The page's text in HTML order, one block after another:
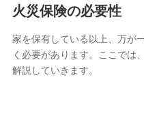
電話対応の品質向上および
6.採用応募者の個人情報
採用選考および入社手続を
火災保険の必要性
家を保有している以上、万が
く必要があります。ここでは
解説していきます。